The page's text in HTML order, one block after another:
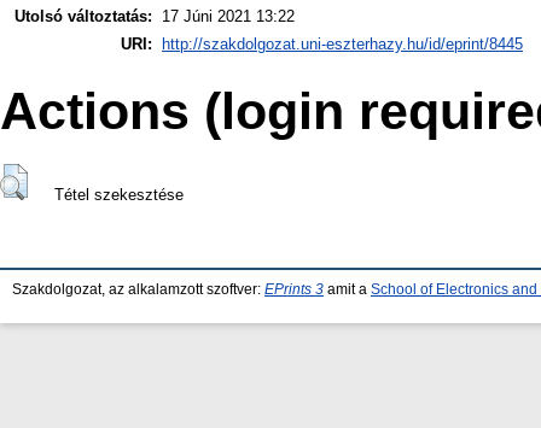
Utolsó változtatás:
17 Júni 2021 13:22
URI:
http://szakdolgozat.uni-eszterhazy.hu/id/eprint/8445
Actions (login
Tétel szekesztése
Szakdolgozat, az alkalamzott szoftver: EPrints 3 amit a School of Electronics